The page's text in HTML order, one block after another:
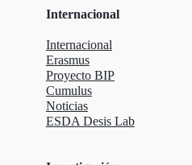
Internacional
Internacional
Erasmus
Proyecto BIP
Cumulus
Noticias
ESDA Desis Lab